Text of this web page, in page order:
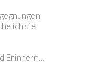
ich sie
Erinnern…